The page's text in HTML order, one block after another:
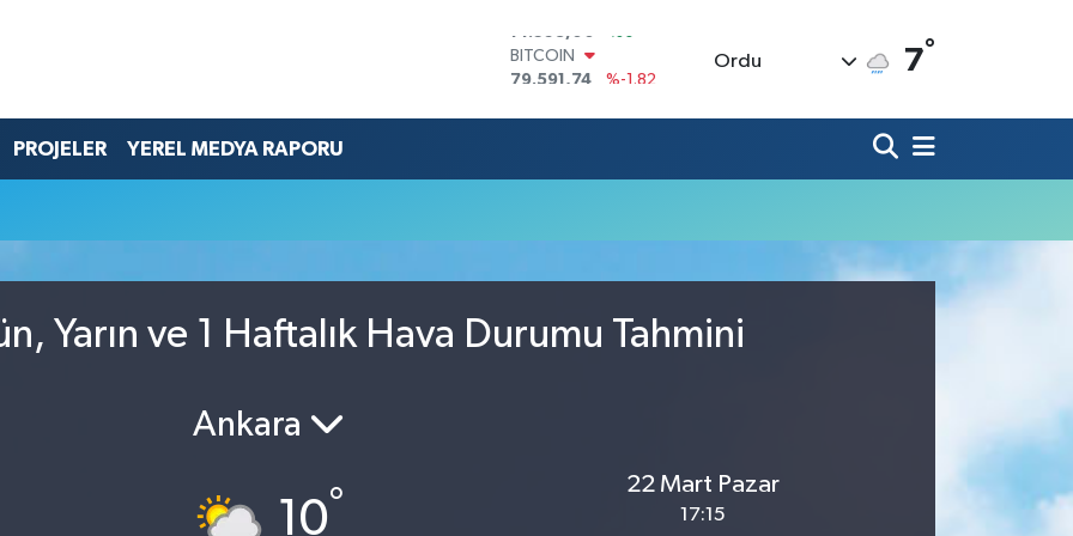
BITCOIN
79.591,74
%-1.82
45,43620
%0.02
BİST100
Ordu 7°
PROJELER YEREL MEDYA RAPORU
Yarın ve 1 Haftalık Hava Durumu Tahmini
Ankara
10°
22 Mart Pazar
17:15